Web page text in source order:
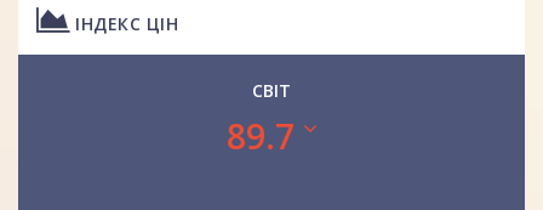
ІНДЕКС ЦІН
СВІТ
89.7